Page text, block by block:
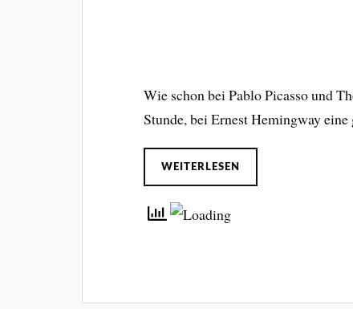
Wie schon bei Pablo Picasso und
Stunde, bei Ernest Hemingway
WEITERLESEN